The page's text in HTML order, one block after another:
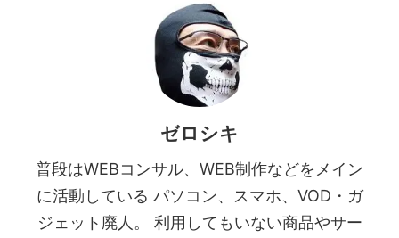
ゼロシキ
普段はWEBコンサル、WEB制作などをメイン
に活動している パソコン、スマホ、VOD・ガ
ジェット廃人。 利用してもいない商品やサー